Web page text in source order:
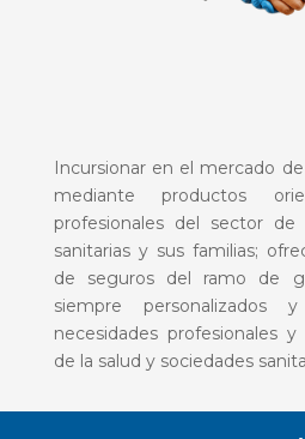
Incursionar en el mercado
mediante productos
profesionales del sector de
sanitarias y sus familias;
de seguros del ramo de
siempre personalizados
necesidades profesionales
de la salud y sociedades